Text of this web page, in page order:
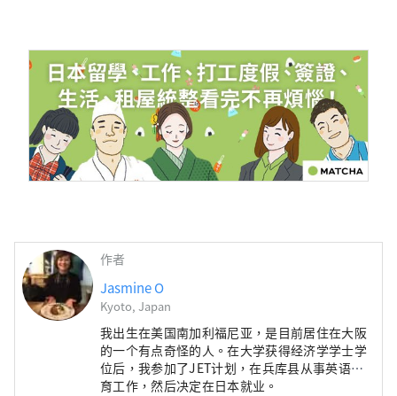
作者
Jasmine O
Kyoto, Japan
我出生在美国南加利福尼亚，是目前居住在大阪
的一个有点奇怪的人。在大学获得经济学学士学
位后，我参加了JET计划，在兵库县从事英语教
育工作，然后决定在日本就业。